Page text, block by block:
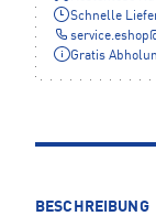
Schnelle
service.eshop
Gratis
BESCHREIBUNG